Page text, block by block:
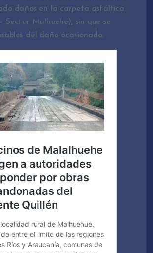
daños en la carpeta asfáltica
Sector Malhuehe), sin que se
del daño ocasionado.